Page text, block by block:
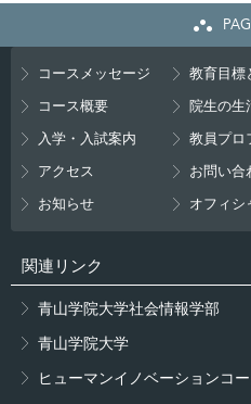
コースメッセージ
教育目標
コース概要
院生の生
入学・入試案内
教員プロ
アクセス
お問い合
お知らせ
オフィシ
関連リンク
青山学院大学社会情報学部
青山学院大学
ヒューマンイノベーションコ